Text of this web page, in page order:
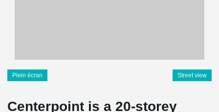
Plein écran Street view
Centerpoint is a 20-storey